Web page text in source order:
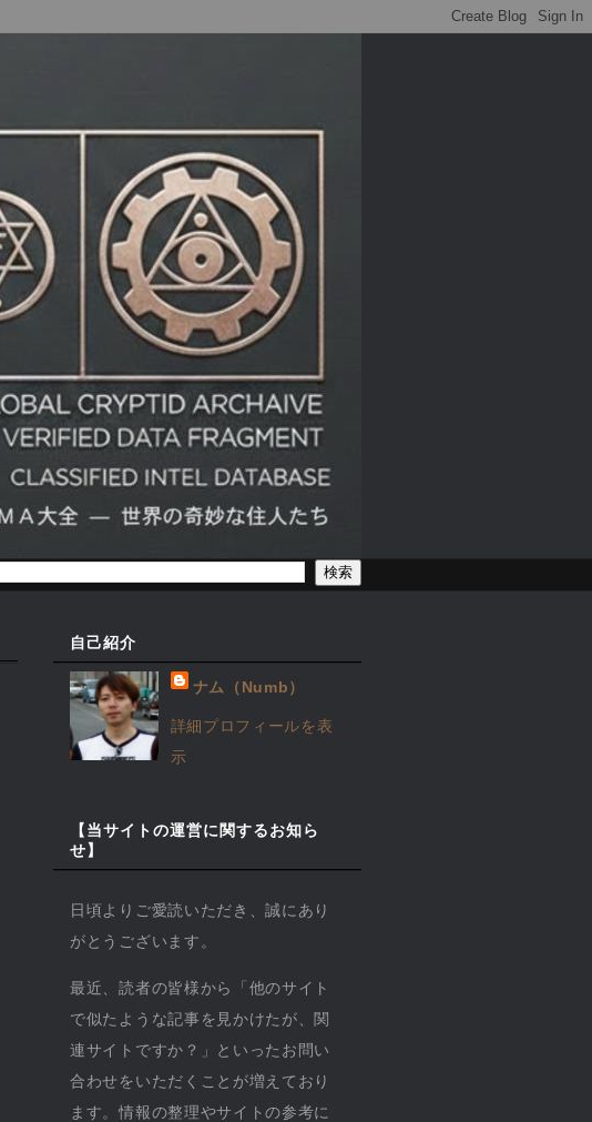
自己紹介
ナム（Numb）
詳細プロフィールを表
示
【当サイトの運営に関するお知ら
せ】
日頃よりご愛読いただき、誠にあり
がとうございます。
最近、読者の皆様から「他のサイト
で似たような記事を見かけたが、関
連サイトですか？」といったお問い
合わせをいただくことが増えており
ます。情報の整理やサイトの参考に